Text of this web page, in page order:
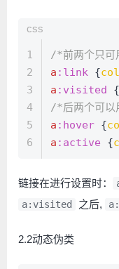
css
1
2
3
4
5
6
/*前两个只可
a :link {
a :visited {
/*后两个可以
a :hover {
a :active {
链接在进行设置时：
a:visited 之后,
2.2动态伪类